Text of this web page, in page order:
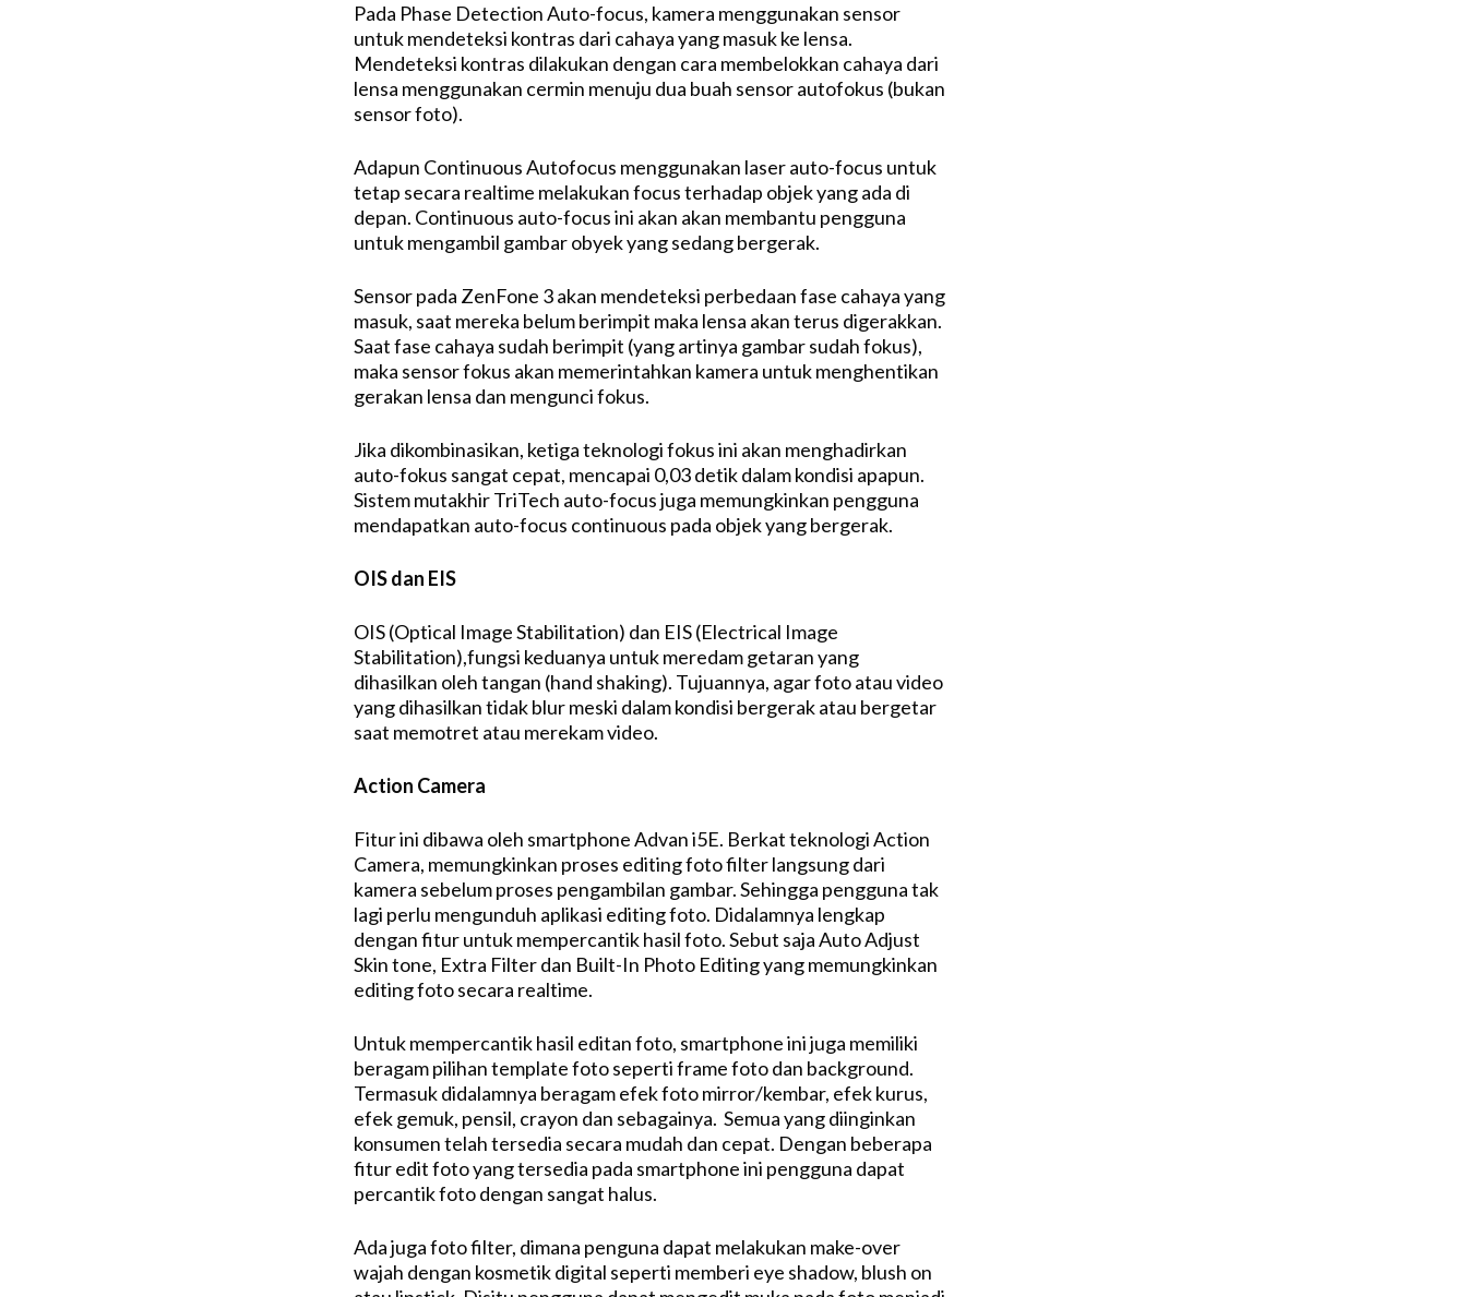
Pada Phase Detection Auto-focus, kamera menggunakan sensor
untuk mendeteksi kontras dari cahaya yang masuk ke lensa.
Mendeteksi kontras dilakukan dengan cara membelokkan cahaya dari
lensa menggunakan cermin menuju dua buah sensor autofokus (bukan
sensor foto).
Adapun Continuous Autofocus menggunakan laser auto-focus untuk
tetap secara realtime melakukan focus terhadap objek yang ada di
depan. Continuous auto-focus ini akan akan membantu pengguna
untuk mengambil gambar obyek yang sedang bergerak.
Sensor pada ZenFone 3 akan mendeteksi perbedaan fase cahaya yang
masuk, saat mereka belum berimpit maka lensa akan terus digerakkan.
Saat fase cahaya sudah berimpit (yang artinya gambar sudah fokus),
maka sensor fokus akan memerintahkan kamera untuk menghentikan
gerakan lensa dan mengunci fokus.
Jika dikombinasikan, ketiga teknologi fokus ini akan menghadirkan
auto-fokus sangat cepat, mencapai 0,03 detik dalam kondisi apapun.
Sistem mutakhir TriTech auto-focus juga memungkinkan pengguna
mendapatkan auto-focus continuous pada objek yang bergerak.
OIS dan EIS
OIS (Optical Image Stabilitation) dan EIS (Electrical Image
Stabilitation),fungsi keduanya untuk meredam getaran yang
dihasilkan oleh tangan (hand shaking). Tujuannya, agar foto atau video
yang dihasilkan tidak blur meski dalam kondisi bergerak atau bergetar
saat memotret atau merekam video.
Action Camera
Fitur ini dibawa oleh smartphone Advan i5E. Berkat teknologi Action
Camera, memungkinkan proses editing foto filter langsung dari
kamera sebelum proses pengambilan gambar. Sehingga pengguna tak
lagi perlu mengunduh aplikasi editing foto. Didalamnya lengkap
dengan fitur untuk mempercantik hasil foto. Sebut saja Auto Adjust
Skin tone, Extra Filter dan Built-In Photo Editing yang memungkinkan
editing foto secara realtime.
Untuk mempercantik hasil editan foto, smartphone ini juga memiliki
beragam pilihan template foto seperti frame foto dan background.
Termasuk didalamnya beragam efek foto mirror/kembar, efek kurus,
efek gemuk, pensil, crayon dan sebagainya. Semua yang diinginkan
konsumen telah tersedia secara mudah dan cepat. Dengan beberapa
fitur edit foto yang tersedia pada smartphone ini pengguna dapat
percantik foto dengan sangat halus.
Ada juga foto filter, dimana penguna dapat melakukan make-over
wajah dengan kosmetik digital seperti memberi eye shadow, blush on